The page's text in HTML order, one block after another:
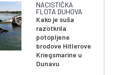
NACISTIČKA
FLOTA DUHOVA
Kako je suša
razotkrila
potopljene
brodove Hitlerove
Kriegsmarine u
Dunavu